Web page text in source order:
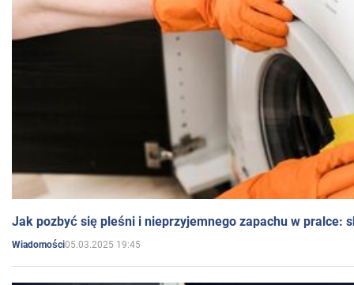
Jak pozbyć się pleśni i nieprzyjemnego zapachu w pralce:
Wiadomości05.03.2025 19:45